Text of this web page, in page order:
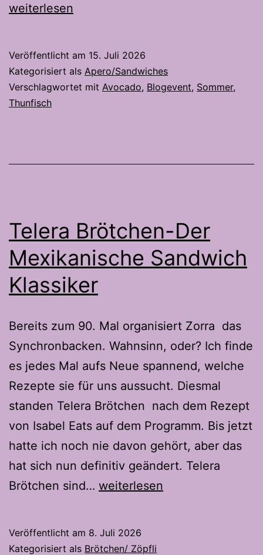
weiterlesen
Veröffentlicht am 15. Juli 2026
Kategorisiert als Apero/Sandwiches
Verschlagwortet mit Avocado, Blogevent, Sommer,
Thunfisch
Telera Brötchen-Der
Mexikanische Sandwich
Klassiker
Bereits zum 90. Mal organisiert Zorra das
Synchronbacken. Wahnsinn, oder? Ich finde
es jedes Mal aufs Neue spannend, welche
Rezepte sie für uns aussucht. Diesmal
standen Telera Brötchen nach dem Rezept
von Isabel Eats auf dem Programm. Bis jetzt
hatte ich noch nie davon gehört, aber das
hat sich nun definitiv geändert. Telera
Brötchen sind… Telera
Mexikanische
weiterlesen
Veröffentlicht am 8. Juli 2026
Kategorisiert als Brötchen/ Zöpfli